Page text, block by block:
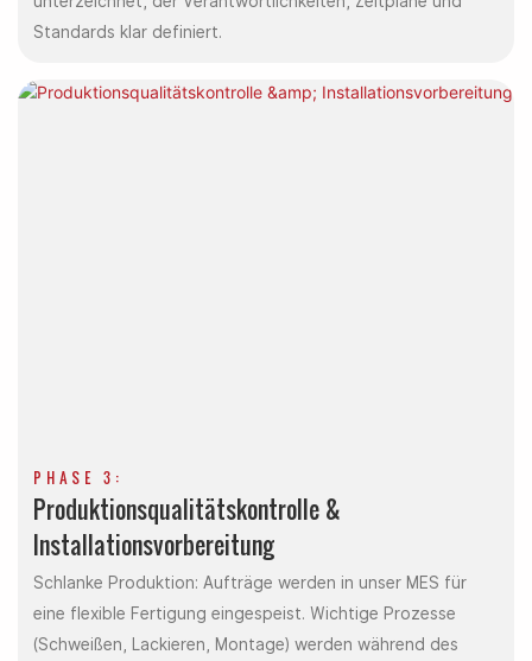
Standards klar definiert.
PHASE 3:
Produktionsqualitätskontrolle &
Installationsvorbereitung
Schlanke Produktion: Aufträge werden in unser MES für
eine flexible Fertigung eingespeist. Wichtige Prozesse
(Schweißen, Lackieren, Montage) werden während des